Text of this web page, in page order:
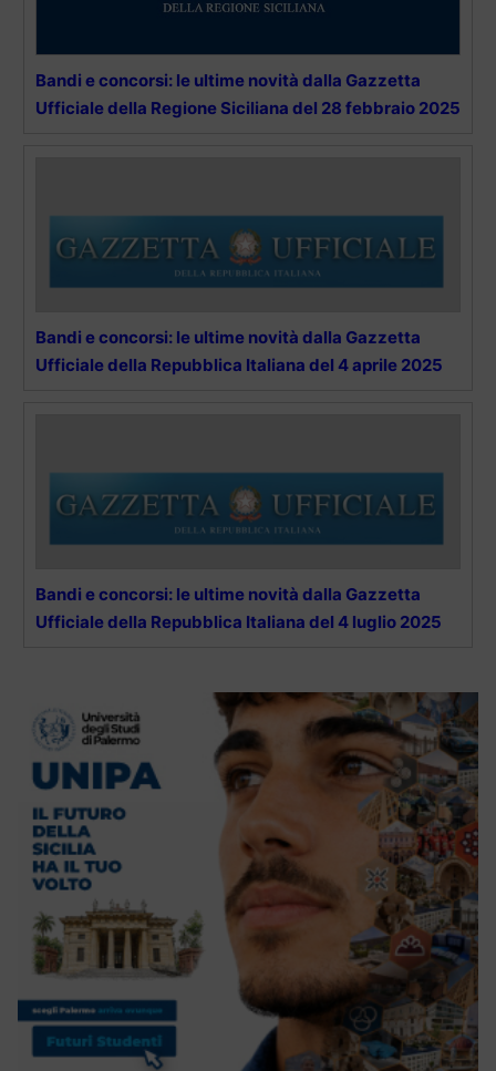
Bandi e concorsi: le ultime novità dalla Gazzetta
Ufficiale della Regione Siciliana del 28 febbraio 2025
Bandi e concorsi: le ultime novità dalla Gazzetta
Ufficiale della Repubblica Italiana del 4 aprile 2025
Bandi e concorsi: le ultime novità dalla Gazzetta
Ufficiale della Repubblica Italiana del 4 luglio 2025